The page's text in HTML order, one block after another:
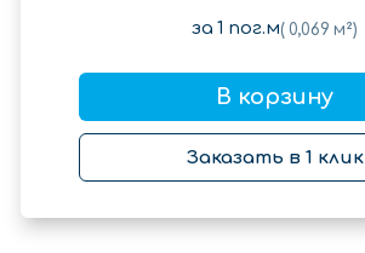
за 1 пог.м( 0,069 м²)
В корзину
Заказать в 1 клик